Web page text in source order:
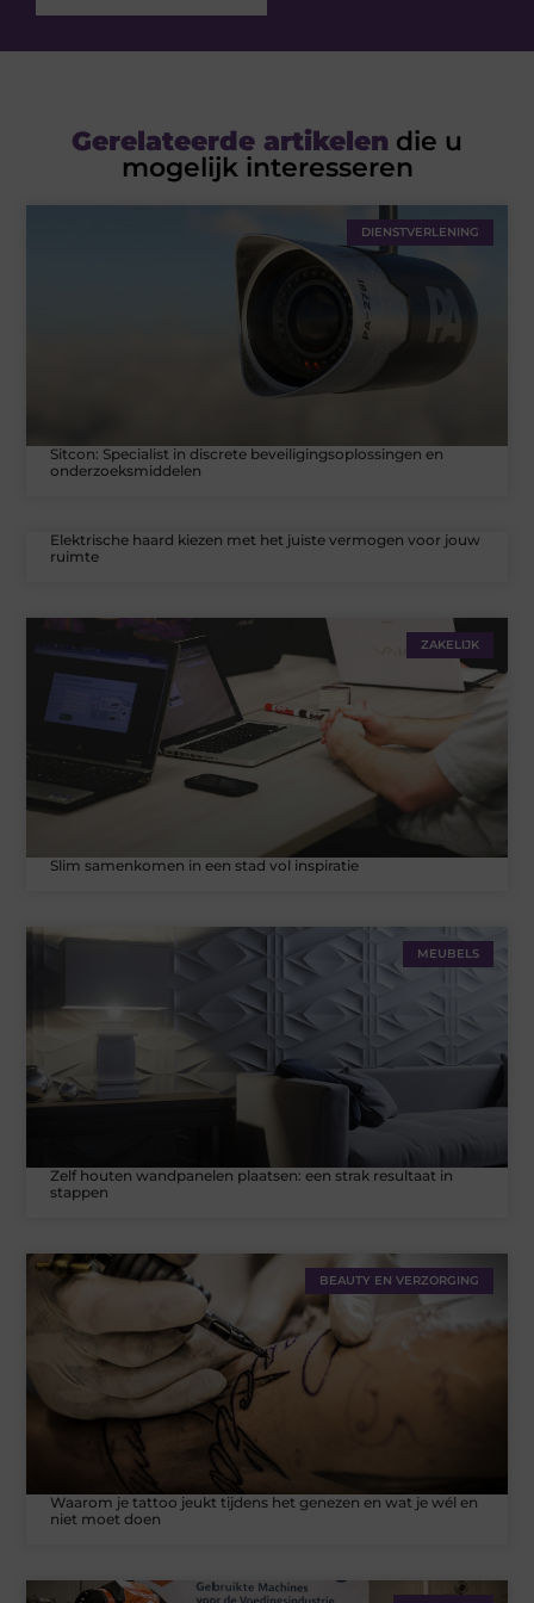
Gerelateerde artikelen die u
mogelijk interesseren
DIENSTVERLENING
Sitcon: Specialist in discrete beveiligingsoplossingen en
onderzoeksmiddelen
Elektrische haard kiezen met het juiste vermogen voor jouw
ruimte
ZAKELIJK
Slim samenkomen in een stad vol inspiratie
MEUBELS
Zelf houten wandpanelen plaatsen: een strak resultaat in
stappen
BEAUTY EN VERZORGING
Waarom je tattoo jeukt tijdens het genezen en wat je wél en
niet moet doen